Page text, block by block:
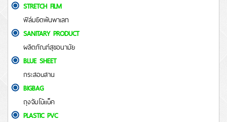
STRETCH FILM
ฟิล์มยืดพันพาเลท
SANITARY PRODUCT
ผลิตภัณฑ์สุขอนามัย
BLUE SHEET
กระสอบสาน
BIGBAG
ถุงจัมโบ้แบ็ค
PLASTIC PVC